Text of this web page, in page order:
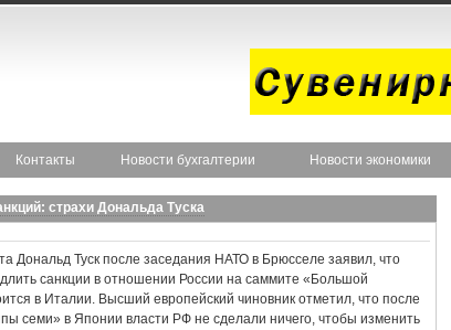
Контакты Новости бухгалтерии Новости экономики
страхи Дональда Туска
Дональд Туск после заседания НАТО в Брюсселе заявил, что
санкции в отношении России на саммите «Большой
в Италии. Высший европейский чиновник отметил, что после
семи» в Японии власти РФ не сделали ничего, чтобы изменить